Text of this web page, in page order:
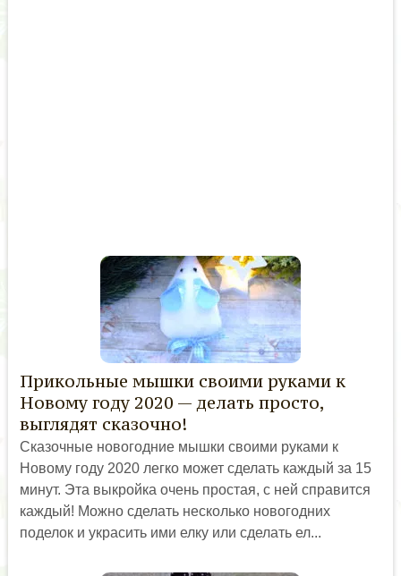
Прикольные мышки своими руками к
Новому году 2020 — делать просто,
выглядят сказочно!
Сказочные новогодние мышки своими руками к
Новому году 2020 легко может сделать каждый за 15
минут. Эта выкройка очень простая, с ней справится
каждый! Можно сделать несколько новогодних
поделок и украсить ими елку или сделать ел...